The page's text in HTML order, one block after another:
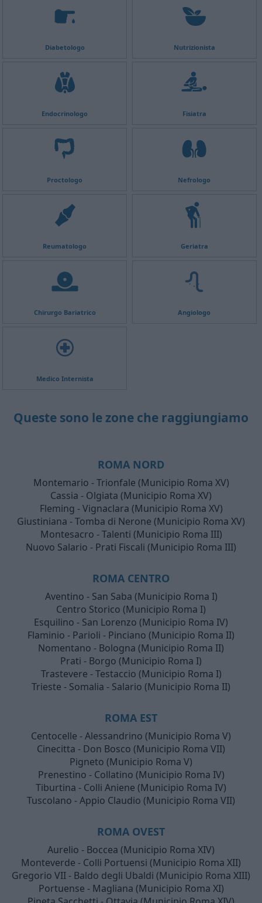
Diabetologo Nutrizionista
Endocrinologo Fisiatra
Proctologo Nefrologo
Reumatologo Geriatra
Chirurgo Bariatrico Angiologo
Medico Internista
Queste sono le zone che raggiungiamo
ROMA NORD
Montemario - Trionfale (Municipio Roma XV)
Cassia - Olgiata (Municipio Roma XV)
Fleming - Vignaclara (Municipio Roma XV)
Giustiniana - Tomba di Nerone (Municipio Roma XV)
Montesacro - Talenti (Municipio Roma III)
Nuovo Salario - Prati Fiscali (Municipio Roma III)
ROMA CENTRO
Aventino - San Saba (Municipio Roma I)
Centro Storico (Municipio Roma I)
Esquilino - San Lorenzo (Municipio Roma IV)
Flaminio - Parioli - Pinciano (Municipio Roma II)
Nomentano - Bologna (Municipio Roma II)
Prati - Borgo (Municipio Roma I)
Trastevere - Testaccio (Municipio Roma I)
Trieste - Somalia - Salario (Municipio Roma II)
ROMA EST
Centocelle - Alessandrino (Municipio Roma V)
Cinecitta - Don Bosco (Municipio Roma VII)
Pigneto (Municipio Roma V)
Prenestino - Collatino (Municipio Roma IV)
Tiburtina - Colli Aniene (Municipio Roma IV)
Tuscolano - Appio Claudio (Municipio Roma VII)
ROMA OVEST
Aurelio - Boccea (Municipio Roma XIV)
Monteverde - Colli Portuensi (Municipio Roma XII)
Gregorio VII - Baldo degli Ubaldi (Municipio Roma XIII)
Portuense - Magliana (Municipio Roma XI)